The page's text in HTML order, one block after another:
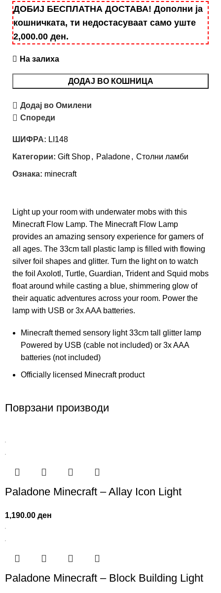
ДОБИЈ БЕСПЛАТНА ДОСТАВА! Дополни ја
кошничката, ти недостасуваат само уште
2,000.00 ден.
На залиха
ДОДАЈ ВО КОШНИЦА
Додај во Омилени
Спореди
ШИФРА: LI148
Категории: Gift Shop, Paladone, Столни ламби
Ознака: minecraft
Light up your room with underwater mobs with this
Minecraft Flow Lamp. The Minecraft Flow Lamp
provides an amazing sensory experience for gamers of
all ages. The 33cm tall plastic lamp is filled with flowing
silver foil shapes and glitter. Turn the light on to watch
the foil Axolotl, Turtle, Guardian, Trident and Squid mobs
float around while casting a blue, shimmering glow of
their aquatic adventures across your room. Power the
lamp with USB or 3x AAA batteries.
Minecraft themed sensory light 33cm tall glitter lamp
Powered by USB (cable not included) or 3x AAA
batteries (not included)
Officially licensed Minecraft product
Поврзани производи
Paladone Minecraft – Allay Icon Light
1,190.00ден
Paladone Minecraft – Block Building Light